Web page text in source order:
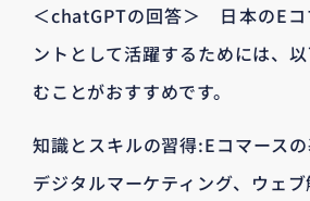
＜chatGPTの回答＞ 日本のEコ
ントとして活躍するためには、
むことがおすすめです。
知識とスキルの習得:Eコマースの
デジタルマーケティング、ウェ